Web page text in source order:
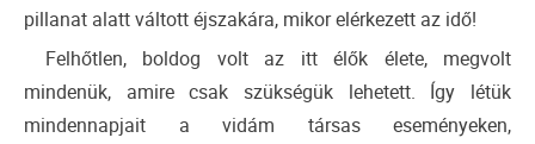
pillanat alatt váltott éjszakára, mikor elérkezett az idő!
Felhőtlen, boldog volt az itt élők élete, megvolt
mindenük, amire csak szükségük lehetett. Így létük
mindennapjait a vidám társas eseményeken,